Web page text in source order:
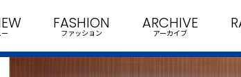
FASHION
ファッション
ARCHIVE
アーカイブ